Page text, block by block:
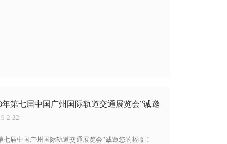
年第七届中国广州国际轨道交通展览会”诚邀
七届中国广州国际轨道交通展览会”诚邀您的莅临！​
2-22